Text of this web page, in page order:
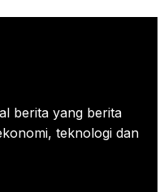
berita yang berita
teknologi dan